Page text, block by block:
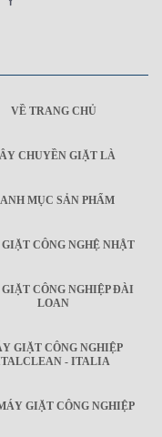
VỀ TRANG CHỦ
CHUYỀN GIẶT LÀ
MỤC SẢN PHẨM
CÔNG NGHỆ NHẬT
CÔNG NGHIỆP ĐÀI
LOAN
GIẶT CÔNG NGHIỆP
- ITALIA
GIẶT CÔNG NGHIỆP